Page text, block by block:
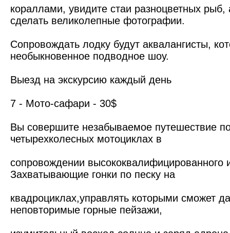
кораллами, увидите стаи разноцветных рыб,
сделать великолепные фотографии.
Сопровождать лодку будут аквалангисты,
необыкновенное подводное шоу.
Выезд на экскурсию каждый день
7 - Мото-сафари - 30$
Вы совершите незабываемое путешествие
четырехколесных мотоциклах в
сопровождении высококвалифицированного
Захватывающие гонки по песку на
квадроциклах,управлять которыми сможет
неповторимые горные пейзажи,